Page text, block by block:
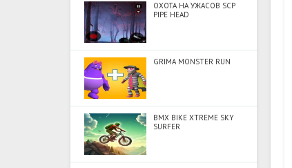
ОХОТА НА УЖАСОВ SCP
PIPE HEAD
GRIMA MONSTER RUN
BMX BIKE XTREME SKY
SURFER